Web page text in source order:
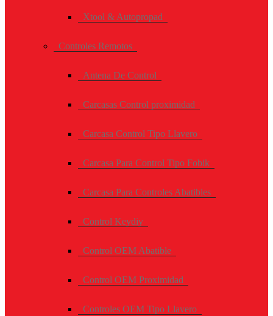
Xtool & Autopropad
Controles Remotos
Antena De Control
Carcasas Control proximidad
Carcasa Control Tipo Llavero
Carcasa Para Control Tipo Fobik
Carcasa Para Controles Abatibles
Control Keydiy
Control OEM Abatible
Control OEM Proximidad
Controles OEM Tipo Llavero